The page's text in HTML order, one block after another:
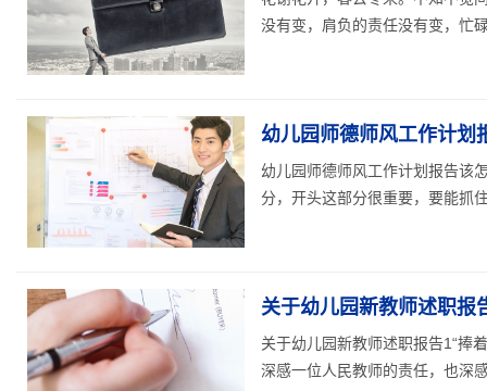
没有变，肩负的责任没有变，忙
幼儿园师德师风工作计划
幼儿园师德师风工作计划报告该
分，开头这部分很重要，要能抓
关于幼儿园新教师述职报
关于幼儿园新教师述职报告1“捧
深感一位人民教师的责任，也深